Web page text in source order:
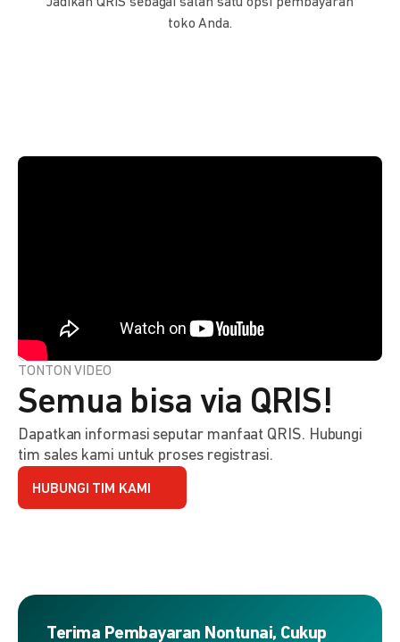
toko Anda.
TONTON VIDEO
Semua bisa via QRIS!
Dapatkan informasi seputar manfaat QRIS. Hubungi
tim sales kami untuk proses registrasi.
HUBUNGI TIM KAMI
Terima Pembayaran Nontunai, Cukup